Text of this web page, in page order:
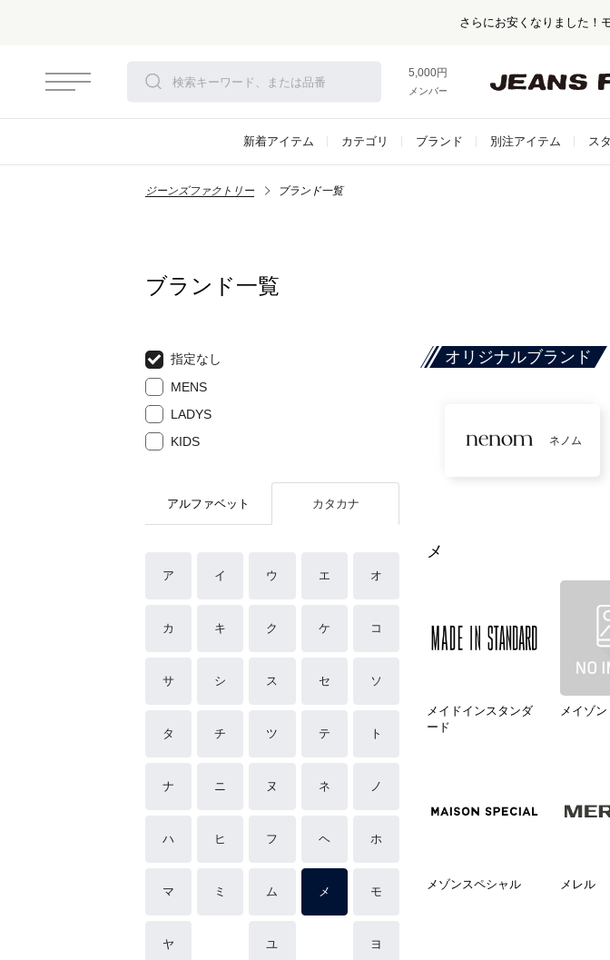
5,000円以上お買い上げで送料無料！
メンバー登録でお得な情報をゲット。さら
新着アイテム カテゴリ ブランド 別注アイテム ス
ジーンズファクトリー ブランド一覧
ブランド一覧
指定なし
MENS
LADYS
KIDS
アルファベット カタカナ
ア イ ウ エ オ
カ キ ク ケ コ
サ シ ス セ ソ
タ チ ツ テ ト
ナ ニ ヌ ネ ノ
ハ ヒ フ ヘ ホ
マ ミ ム メ モ
ヤ ユ ヨ
オリジナルブランド
ネノム
メ
メイドインスタンダ
ード
メイゾ
メゾンスペシャル メレル